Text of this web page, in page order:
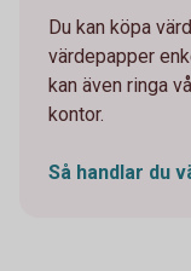
Du kan köpa
värdepapper
kan även ringa
kontor.
Så handlar du